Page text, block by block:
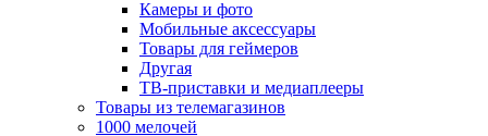
Камеры и фото
Мобильные аксессуары
Товары для геймеров
Другая
ТВ-приставки и медиаплееры
Товары из телемагазинов
1000 мелочей